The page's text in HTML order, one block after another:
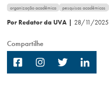
FORMAS DE INGRESSO
FINANCIAMENTO E BOLSAS
organização acadêmica pesquisas acadêmicas
Por Redator da UVA | 28/11/2025
Compartilhe